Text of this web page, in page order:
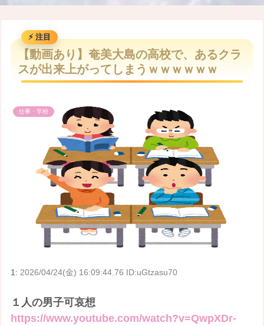
M
u
t
【動画あり】奄美大島の高校で、あるクラ
スが出来上がってしまうｗｗｗｗｗｗ
仕事・学校
1: 2026/04/24(金) 16:09:44.76 ID:uGtzasu70
１人の男子可哀想
https://www.youtube.com/watch?v=QwpXDr-